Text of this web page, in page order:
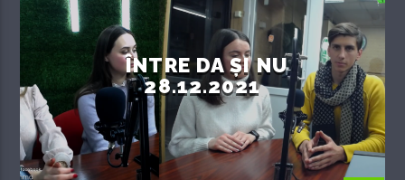
ÎNTRE DA ȘI NU
28.12.2021